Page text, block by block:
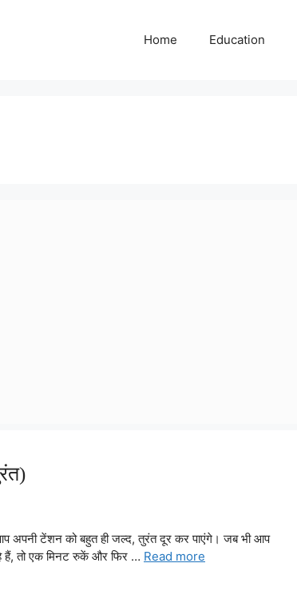
Home Education
टेंशन को बहुत ही जल्द, तुरंत दूर कर पाएंगे। जब भी आप
हैं, तो एक मिनट रुकें और फिर … Read more